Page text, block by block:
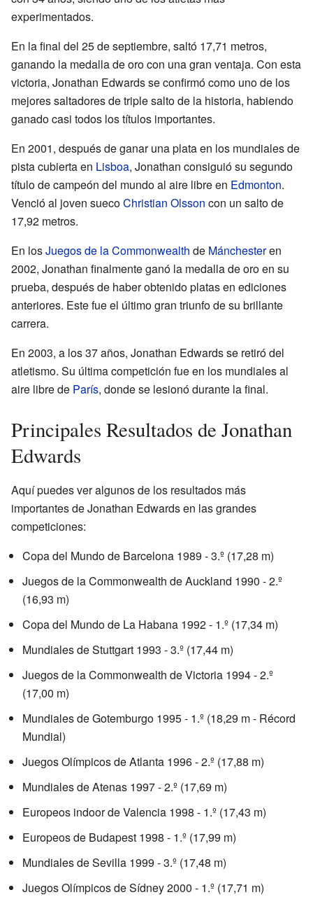
experimentados.
En la final del 25 de septiembre, saltó 17,71 metros,
ganando la medalla de oro con una gran ventaja. Con esta
victoria, Jonathan Edwards se confirmó como uno de los
mejores saltadores de triple salto de la historia, habiendo
ganado casi todos los títulos importantes.
En 2001, después de ganar una plata en los mundiales de
pista cubierta en Lisboa, Jonathan consiguió su segundo
título de campeón del mundo al aire libre en Edmonton.
Venció al joven suecoChristian Olsson con un salto de
17,92 metros.
En losJuegos de la Commonwealth de Mánchesteren
2002, Jonathan finalmente ganó la medalla de oro en su
prueba, después de haber obtenido platas en ediciones
anteriores. Este fue el último gran triunfo de su brillante
carrera.
En 2003, a los 37 años, Jonathan Edwards se retiró del
atletismo. Su última competición fue en los mundiales al
aire libre de París, donde se lesionó durante la final.
Principales Resultados de Jonathan
Edwards
Aquí puedes ver algunos de los resultados más
importantes de Jonathan Edwards en las grandes
competiciones:
Copa del Mundo de Barcelona 1989 - 3.º (17,28 m)
Juegos de la Commonwealth de Auckland 1990 - 2.º
(16,93 m)
Copa del Mundo de La Habana 1992 - 1.º (17,34 m)
Mundiales de Stuttgart 1993 - 3.º (17,44 m)
Juegos de la Commonwealth de Victoria 1994 - 2.º
(17,00 m)
Mundiales de Gotemburgo 1995 - 1.º (18,29 m - Récord
Mundial)
Juegos Olímpicos de Atlanta 1996 - 2.º (17,88 m)
Mundiales de Atenas 1997 - 2.º (17,69 m)
Europeos indoor de Valencia 1998 - 1.º (17,43 m)
Europeos de Budapest 1998 - 1.º (17,99 m)
Mundiales de Sevilla 1999 - 3.º (17,48 m)
Juegos Olímpicos de Sídney 2000 - 1.º (17,71 m)